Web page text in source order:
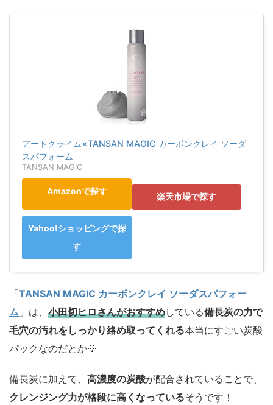
アートクライム×TANSAN MAGIC カーボンクレイ ソーダ
スパフォーム
TANSAN MAGIC
Amazonで探す
楽天市場で探す
Yahoo!ショッピングで探
す
「TANSAN MAGIC カーボンクレイ ソーダスパフォー
ム 」は、 小田切ヒロさんがおすすめしている備長炭の力で
毛穴の汚れをしっかり絡め取ってくれる本当にすごい炭酸
パックなのだとか💡
備長炭に加えて、 高濃度の炭酸が配合されていることで、
クレンジング力が格段に高くなっているそうです！